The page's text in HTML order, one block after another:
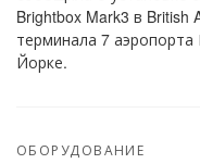
Brightbox Mark3 в British
терминала 7
Йорке.
ОБОРУДОВАНИЕ